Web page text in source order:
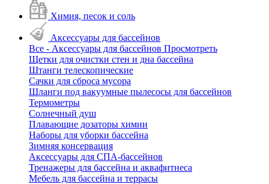
Химия, песок и соль
Аксессуары для бассейнов
Все - Аксессуары для бассейнов Просмотреть
Щетки для очистки стен и дна бассейна
Штанги телескопические
Сачки для сброса мусора
Шланги под вакуумные пылесосы для бассейнов
Термометры
Солнечный душ
Плавающие дозаторы химии
Наборы для уборки бассейна
Зимняя консервация
Аксессуары для СПА-бассейнов
Тренажеры для бассейна и аквафитнеса
Мебель для бассейна и террасы